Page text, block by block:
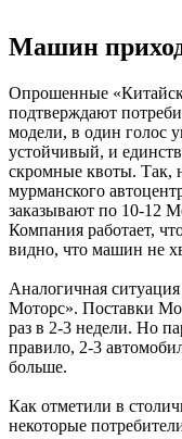
Машин
Опрошенные
подтверждают
модели, в один голос
устойчивый, и
скромные квоты. Так,
мурманского
заказывают по 10-12
Компания работает,
видно, что машин не
Аналогичная
Моторс». Поставки
раз в 2-3 недели. Но
правило, 2-3
больше.
Как отметили в
некоторые